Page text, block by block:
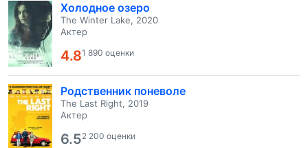
Холодное озеро
The Winter Lake, 2020
Актер
4.81 890 оценки
Родственник поневоле
The Last Right, 2019
Актер
6.52 200 оценки